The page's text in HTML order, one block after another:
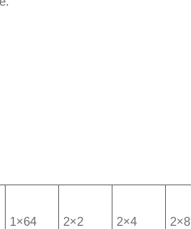
1×64 2×2 2×4 2×8